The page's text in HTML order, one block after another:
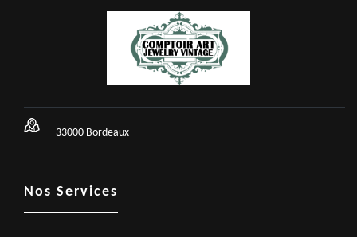
33000 Bordeaux
Nos Services